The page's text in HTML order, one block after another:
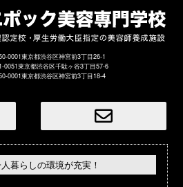
0001東京都渋谷区神宮前3丁目26-1
東京都渋谷区千駄ヶ谷3丁目57-6
0001東京都渋谷区神宮前3丁目18-4
暮らしの環境が充実！